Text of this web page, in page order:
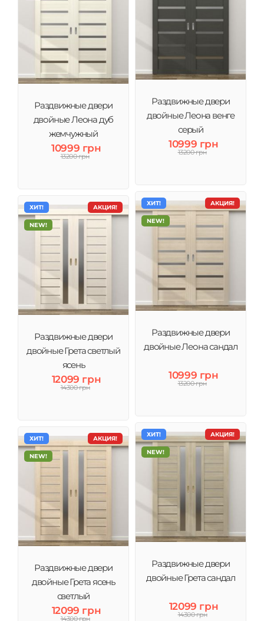
Раздвижные двери
двойные Леона венге
серый
10999 грн
13200 грн
Раздвижные двери
двойные Леона дуб
жемчужный
10999 грн
13200 грн
АКЦИЯ!
ХИТ!
NEW!
Раздвижные двери
двойные Леона сандал
10999 грн
13200 грн
АКЦИЯ!
ХИТ!
NEW!
Раздвижные двери
двойные Грета светлый
ясень
12099 грн
14300 грн
АКЦИЯ!
ХИТ!
NEW!
Раздвижные двери
двойные Грета сандал
12099 грн
14300 грн
АКЦИЯ!
ХИТ!
NEW!
Раздвижные двери
двойные Грета ясень
светлый
12099 грн
14300 грн